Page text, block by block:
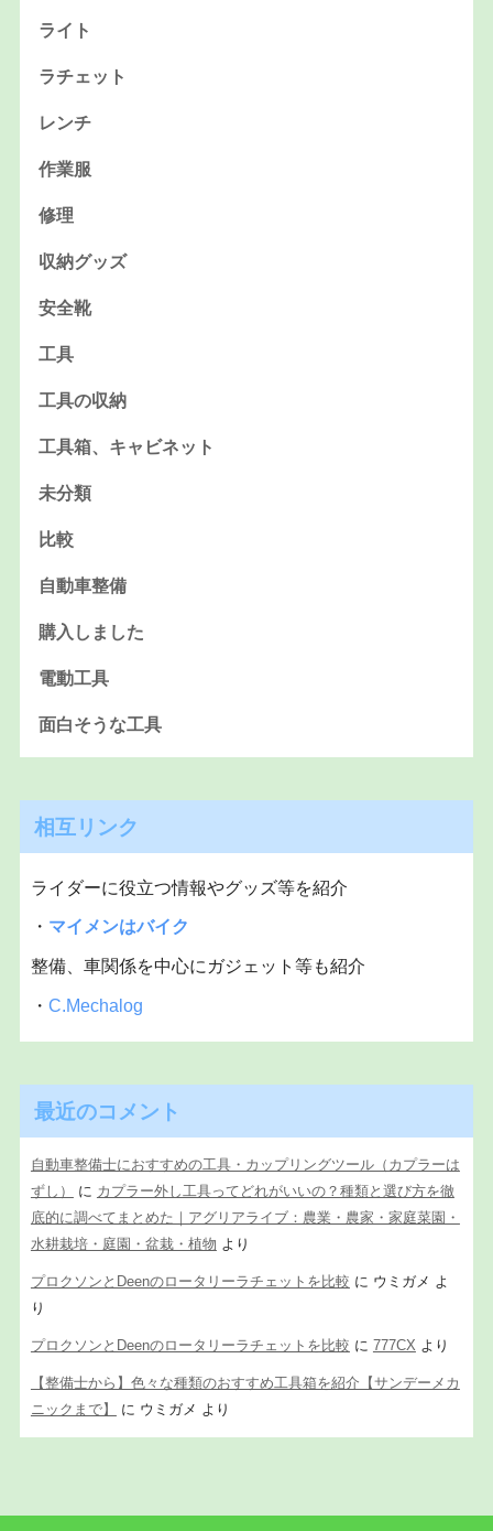
ライト
ラチェット
レンチ
作業服
修理
収納グッズ
安全靴
工具
工具の収納
工具箱、キャビネット
未分類
比較
自動車整備
購入しました
電動工具
面白そうな工具
相互リンク
ライダーに役立つ情報やグッズ等を紹介
・ マイメンはバイク
整備、車関係を中心にガジェット等も紹介
・ C.Mechalog
最近のコメント
自動車整備士におすすめの工具・カップリングツール（カプラーは
ずし）
に カプラー外し工具ってどれがいいの？種類と選び方を徹
底的に調べてまとめた｜アグリアライブ：農業・農家・家庭菜園・
水耕栽培・庭園・盆栽・植物 より
プロクソンとDeenのロータリーラチェットを比較 に ウミガメ よ
り
プロクソンとDeenのロータリーラチェットを比較 に 777CX より
【整備士から】色々な種類のおすすめ工具箱を紹介【サンデーメカ
ニックまで】
に ウミガメ より